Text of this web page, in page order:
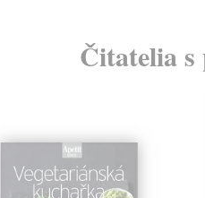
Čitatelia